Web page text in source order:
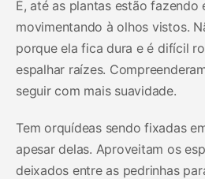
É, até as plantas estão fazendo
movimentando à olhos vistos.
porque ela fica dura e é difícil
espalhar raízes.
seguir com mais suavidade.
Tem orquídeas sendo fixadas
apesar delas. Aproveitam os
deixados entre as pedrinhas